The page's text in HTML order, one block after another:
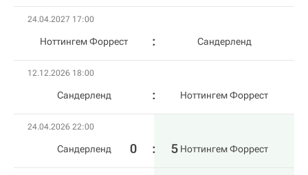
24.04.2027 17:00
Ноттингем Форрест Сандерленд
12.12.2026 18:00
Сандерленд Ноттингем Форрест
24.04.2026 22:00
Сандерленд 0 : 5 Ноттингем Форрест